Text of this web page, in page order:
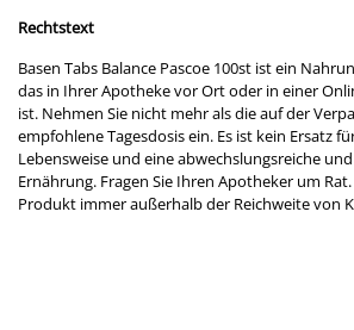
Rechtstext
Basen Tabs Balance Pascoe 100st ist ein
das in Ihrer Apotheke vor Ort oder in einer
ist. Nehmen Sie nicht mehr als die auf der
empfohlene Tagesdosis ein. Es ist kein Ersatz
Lebensweise und eine abwechslungsreiche
Ernährung. Fragen Sie Ihren Apotheker um
Produkt immer außerhalb der Reichweite von